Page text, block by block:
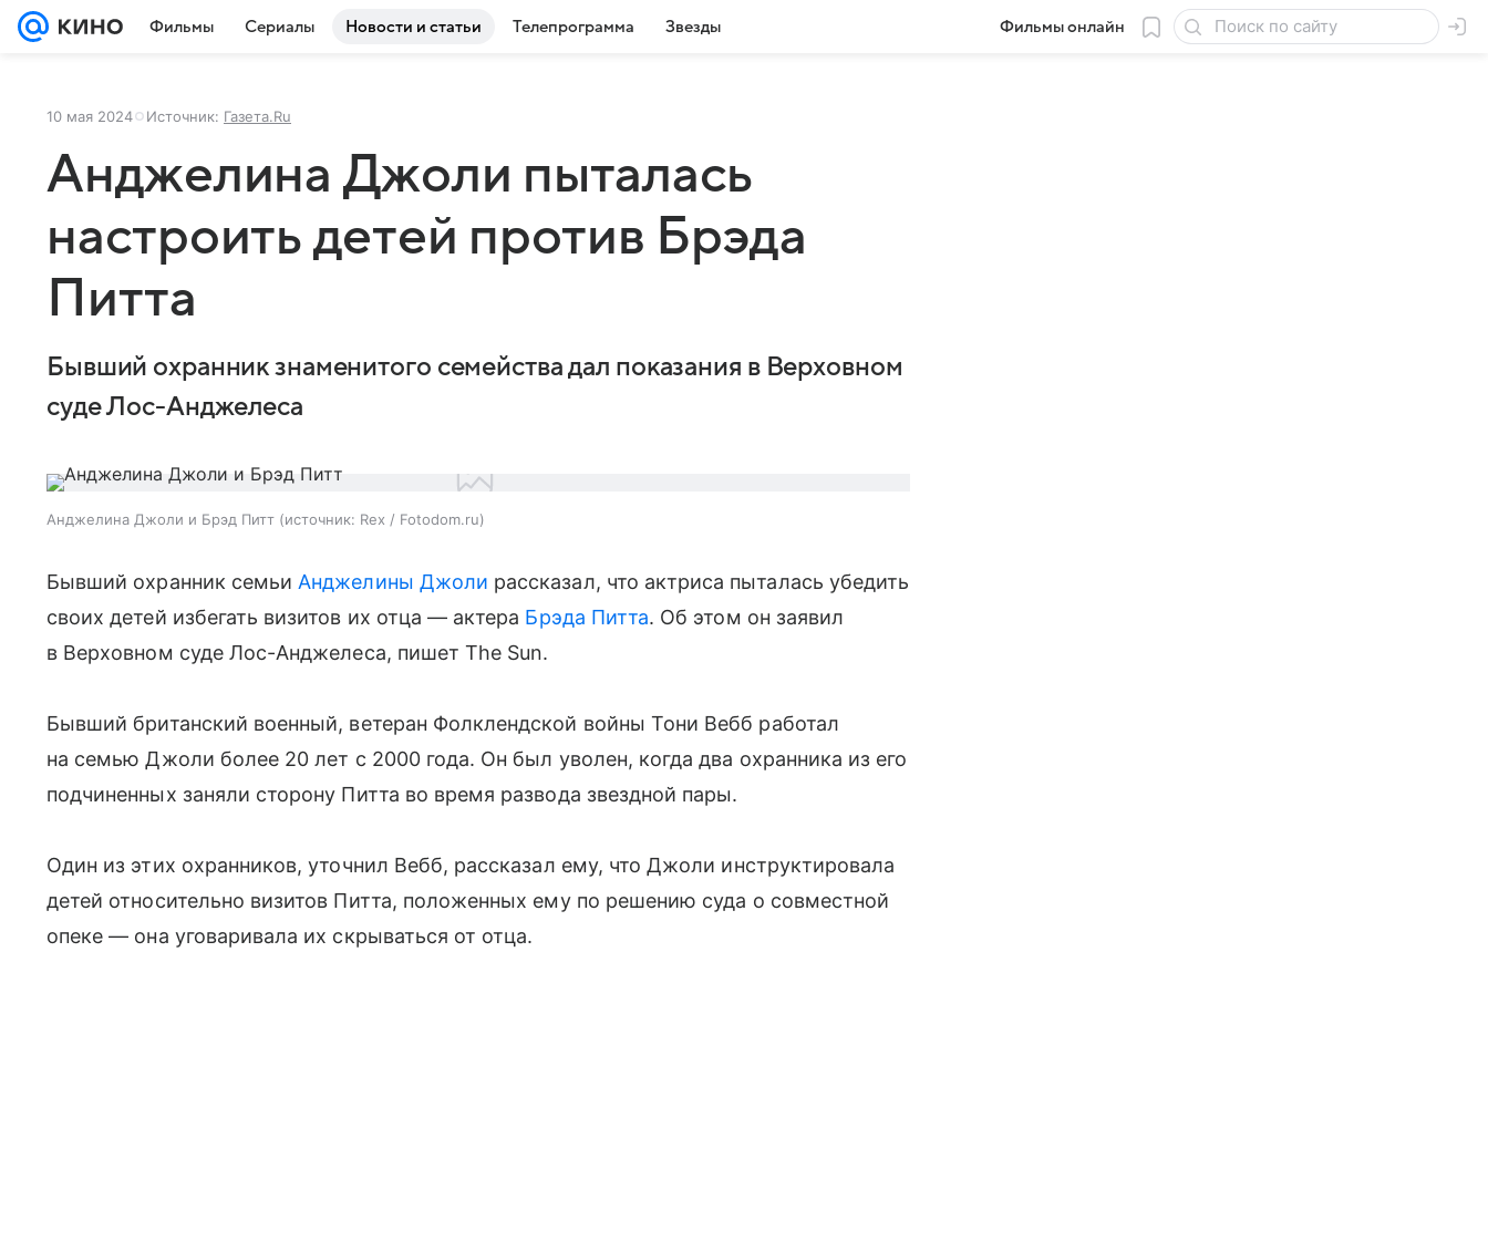
Фильмы Сериалы Новости и статьи Телепрограмма Звезды Фильмы онлайн
10 мая 2024 Источник: Газета.Ru
Анджелина Джоли пыталась
настроить детей против Брэда
Питта
Бывший охранник знаменитого семейства дал показания в Верховном
суде Лос-Анджелеса
Анджелина Джоли и Брэд Питт источник: Rex / Fotodom.ru
Бывший охранник семьи Анджелины Джоли рассказал, что актриса пыталась убедить
своих детей избегать визитов их отца — актера Брэда Питта. Об этом он заявил
в Верховном суде Лос-Анджелеса, пишет The Sun.
Бывший британский военный, ветеран Фолклендской войны Тони Вебб работал
на семью Джоли более 20 лет с 2000 года. Он был уволен, когда два охранника из его
подчиненных заняли сторону Питта во время развода звездной пары.
Один из этих охранников, уточнил Вебб, рассказал ему, что Джоли инструктировала
детей относительно визитов Питта, положенных ему по решению суда о совместной
опеке — она уговаривала их скрываться от отца.